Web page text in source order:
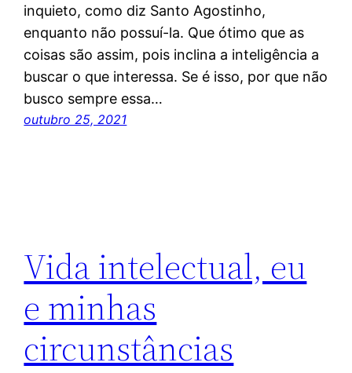
inquieto, como diz Santo Agostinho,
enquanto não possuí-la. Que ótimo que as
coisas são assim, pois inclina a inteligência a
buscar o que interessa. Se é isso, por que não
busco sempre essa…
outubro 25, 2021
Vida intelectual, eu
e minhas
circunstâncias